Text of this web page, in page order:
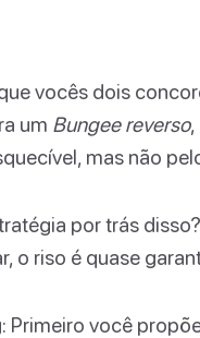
vocês dois
um Bungee reverso,
mas não
por trás
o riso é quase
Primeiro você